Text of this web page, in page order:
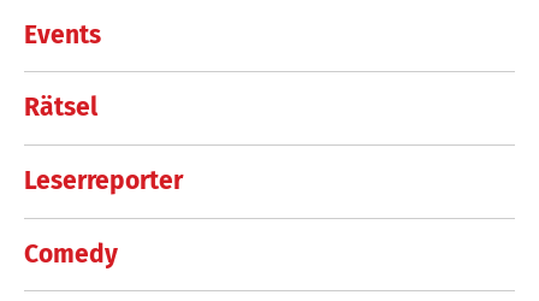
Events
Rätsel
Leserreporter
Comedy